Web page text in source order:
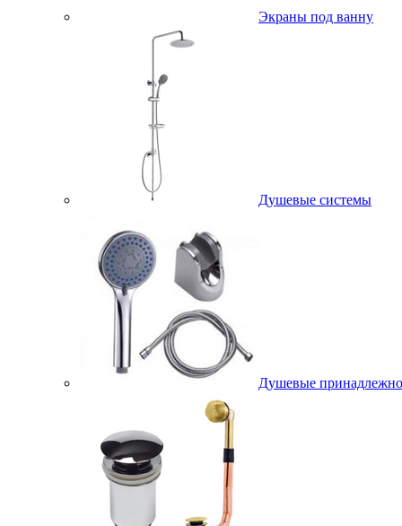
Экраны под ванну
Душевые системы
Душевые